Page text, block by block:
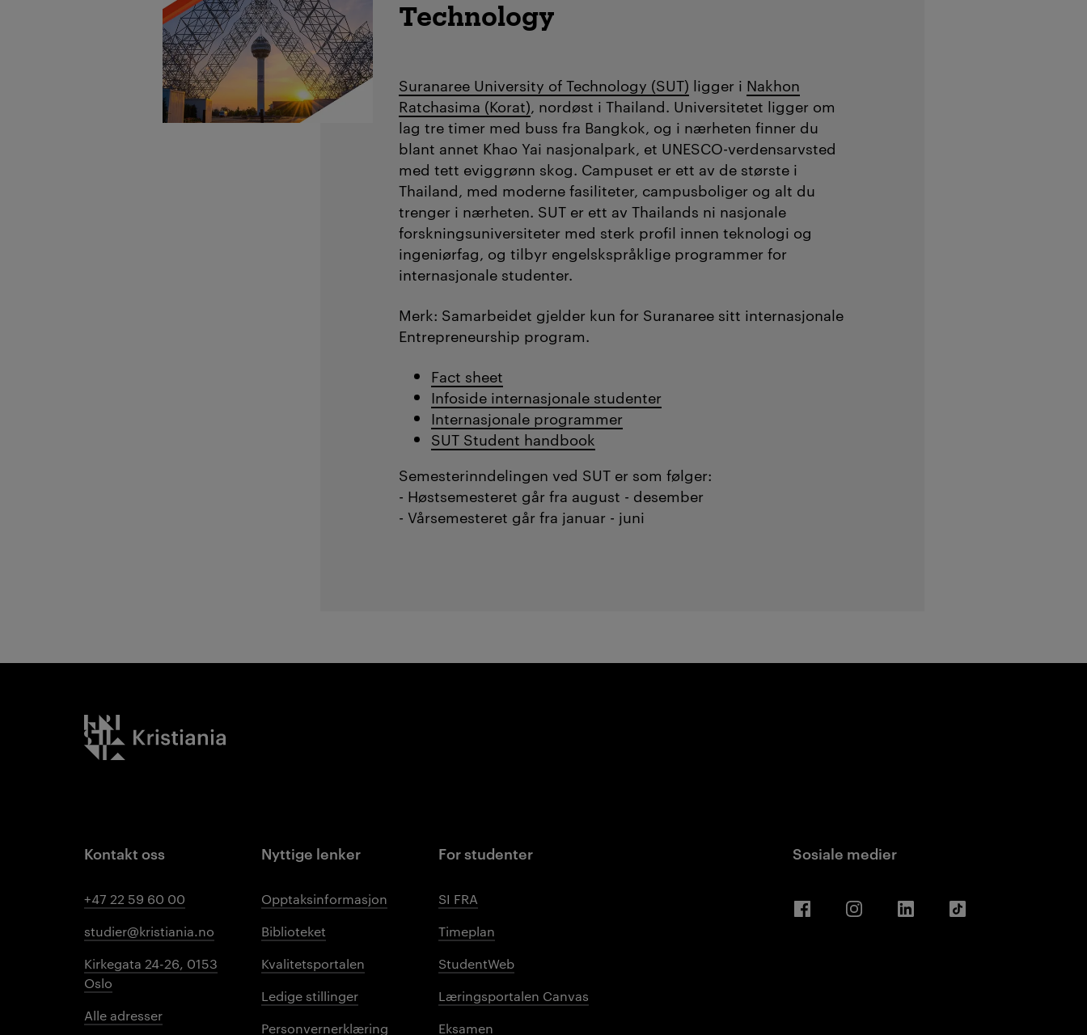
Technology
Suranaree University of Technology (SUT) ligger i Nakhon
Ratchasima (Korat), nordøst i Thailand. Universitetet ligger om
lag tre timer med buss fra Bangkok, og i nærheten finner du
blant annet Khao Yai nasjonalpark, et UNESCO-verdensarvsted
med tett eviggrønn skog. Campuset er ett av de største i
Thailand, med moderne fasiliteter, campusboliger og alt du
trenger i nærheten. SUT er ett av Thailands ni nasjonale
forskningsuniversiteter med sterk profil innen teknologi og
ingeniørfag, og tilbyr engelskspråklige programmer for
internasjonale studenter.
Merk: Samarbeidet gjelder kun for Suranaree sitt internasjonale
Entrepreneurship program.
Fact sheet
Infoside internasjonale studenter
Internasjonale programmer
SUT Student handbook
Semesterinndelingen ved SUT er som følger:
- Høstsemesteret går fra august - desember
- Vårsemesteret går fra januar - juni
Kristiania logo
Kontakt oss
+47 22 59 60 00
studier@kristiania.no
Kirkegata 24-26, 0153
Oslo
Alle adresser
Nyttige lenker
Opptaksinformasjon
Biblioteket
Kvalitetsportalen
Ledige stillinger
Personvernerklæring
For studenter
SI FRA
Timeplan
StudentWeb
Læringsportalen Canvas
Eksamen
Sosiale medier